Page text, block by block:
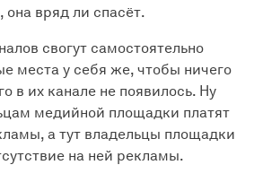
вряд ли спасёт.
свогут самостоятельно
места у себя же, чтобы ничего
в их канале не появилось. Ну
медийной площадки платят
а тут владельцы площадки
на ней рекламы.